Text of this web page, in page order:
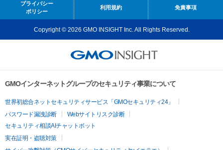
プライバシー
ポリシー
利用規約 免責事項
Copyright © 2026 GMO INSIGHT Inc. All Rights Reserved.
GMOインターネットグループのセキュリティ事業について
世界初総合ネットセキュリティサービス「GMOセキュリティ24」
パスワード漏洩診断
Webサイトリスク診断
セキュリティ相談AIチャットボット
実在証明・盗聴対策